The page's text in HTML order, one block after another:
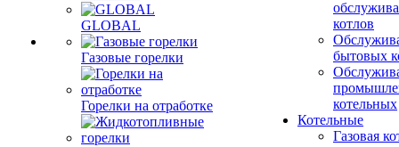
GLOBAL
Газовые горелки
Горелки на отработке
котлов
бытовых
котельных
Котельные
Газовая